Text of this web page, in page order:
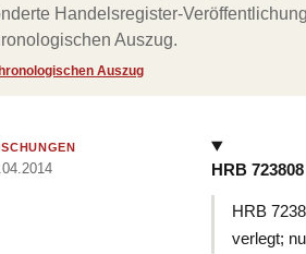
Handelsregister-
Auszug.
Auszug
HRB 723808
HRB
verlegt;